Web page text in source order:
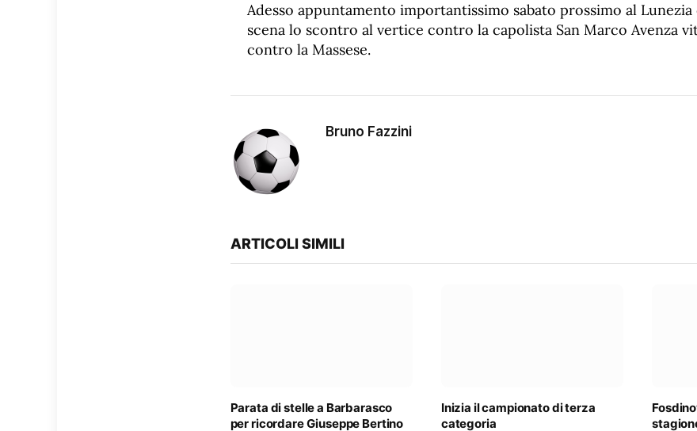
Adesso appuntamento importantissimo sabato prossimo al
scena lo scontro al vertice contro la capolista San Marco Avenza
contro la Massese.
Bruno Fazzini
ARTICOLI SIMILI
Parata di stelle a Barbarasco
per ricordare Giuseppe Bertino
Inizia il campionato di terza
categoria